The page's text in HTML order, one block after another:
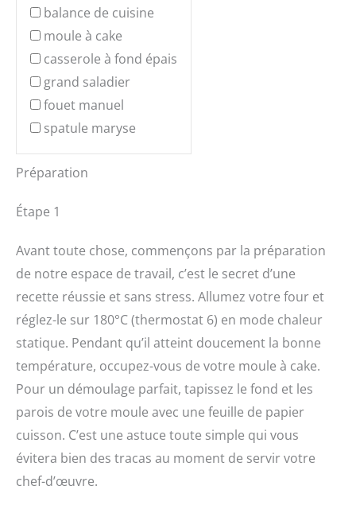
balance de cuisine
moule à cake
casserole à fond épais
grand saladier
fouet manuel
spatule maryse
Préparation
Étape 1
Avant toute chose, commençons par la préparation
de notre espace de travail, c’est le secret d’une
recette réussie et sans stress. Allumez votre four et
réglez-le sur 180°C (thermostat 6) en mode chaleur
statique. Pendant qu’il atteint doucement la bonne
température, occupez-vous de votre moule à cake.
Pour un démoulage parfait, tapissez le fond et les
parois de votre moule avec une feuille de papier
cuisson. C’est une astuce toute simple qui vous
évitera bien des tracas au moment de servir votre
chef-d’œuvre.